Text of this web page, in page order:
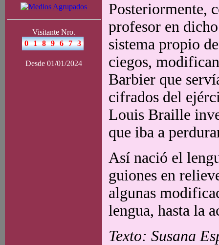
Visitante Nro.
Desde 01/01/2024
Posteriormente,
profesor en
sistema propio
ciegos,
Barbier que
cifrados del
Louis Braille
que iba a
Así nació el
guiones en
algunas
lengua, hasta la
Texto: Susana